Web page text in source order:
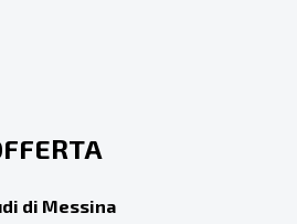
di Messina